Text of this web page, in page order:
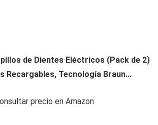
de Dientes Eléctricos (Pack de 2)
Recargables, Tecnología Braun...
precio en Amazon